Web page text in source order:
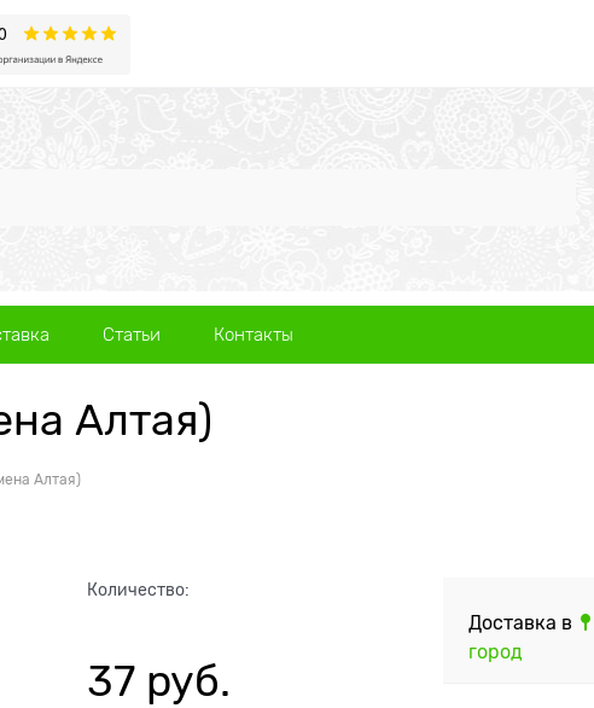
Статьи Контакты
Алтая)
Алтая)
Количество:
37 руб.
Доставка в
город